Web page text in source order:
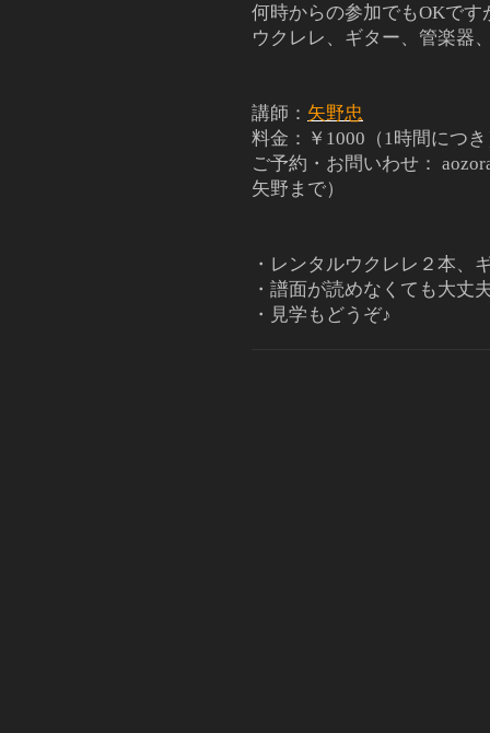
何時からの参加でもOKで
ウクレレ、ギター、管楽器
講師： 矢野忠
料金：￥1000（1時間につ
ご予約・お問いわせ：
矢野まで）
・レンタルウクレレ２本、
・譜面が読めなくても大丈
・見学もどうぞ♪